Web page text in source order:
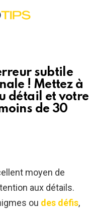
subtile
! Mettez à
détail et votre
de 30
moyen de
aux détails.
ou des défis,